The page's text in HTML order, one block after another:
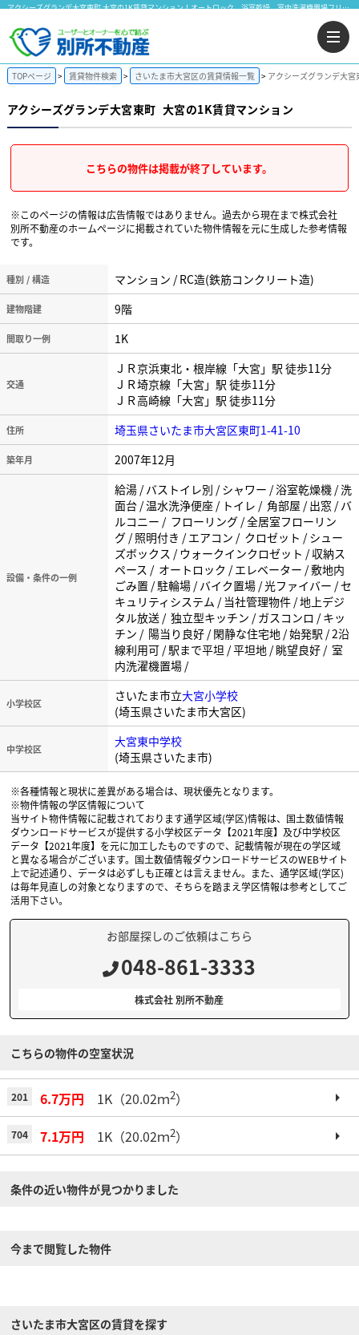
アクシーズグランデ大宮東町 大宮の1K賃貸マンション！オートロック 浴室乾燥 室内洗濯機置場フリーレントエアコン付｜株式会社 別所不動産
TOPページ 賃貸物件検索 さいたま市大宮区の賃貸情報一覧 アクシーズグランデ大
アクシーズグランデ大宮東町 大宮の1K賃貸マンション
こちらの物件は掲載が終了しています。
※このページの情報は広告情報ではありません。過去から現在まで株式会社
別所不動産のホームぺージに掲載されていた物件情報を元に生成した参考情報
です。
種別 / 構造 マンション / RC造(鉄筋コンクリート造)
建物階建 9階
間取り一例 1K
交通
ＪＲ京浜東北・根岸線「大宮」駅 徒歩11分
ＪＲ埼京線「大宮」駅 徒歩11分
ＪＲ高崎線「大宮」駅 徒歩11分
住所 埼玉県さいたま市大宮区東町1-41-10
築年月 2007年12月
設備・条件の一例
給湯 / バストイレ別 / シャワー / 浴室乾燥機 / 洗
面台 / 温水洗浄便座 / トイレ / 角部屋 / 出窓 / バ
ルコニー / フローリング / 全居室フローリン
グ / 照明付き / エアコン / クロゼット / シュー
ズボックス / ウォークインクロゼット / 収納ス
ペース / オートロック / エレベーター / 敷地内
ごみ置 / 駐輪場 / バイク置場 / 光ファイバー / セ
キュリティシステム / 当社管理物件 / 地上デジ
タル放送 / 独立型キッチン / ガスコンロ / キッ
チン / 陽当り良好 / 閑静な住宅地 / 始発駅 / 2沿
線利用可 / 駅まで平坦 / 平坦地 / 眺望良好 / 室
内洗濯機置場 /
小学校区 さいたま市立大宮小学校
(埼玉県さいたま市大宮区)
中学校区
大宮東中学校
(埼玉県さいたま市)
※各種情報と現状に差異がある場合は、現状優先となります。
※物件情報の学区情報について
当サイト物件情報に記載されております通学区域(学区)情報は、国土数値情報
ダウンロードサービスが提供する小学校区データ【2021年度】及び中学校区
データ【2021年度】を元に加工したものですので、記載情報が現在の学区域
と異なる場合がございます。国土数値情報ダウンロードサービスのWEBサイト
上で記述通り、データは必ずしも正確とは言えません。また、通学区域(学区)
は毎年見直しの対象となりますので、そちらを踏まえ学区情報は参考としてご
活用下さい。
お部屋探しのご依頼はこちら
048-861-3333
株式会社 別所不動産
こちらの物件の空室状況
201 6.7万円 1K（20.02ｍ2）
704 7.1万円 1K（20.02ｍ2）
条件の近い物件が見つかりました
今まで閲覧した物件
さいたま市大宮区の賃貸を探す